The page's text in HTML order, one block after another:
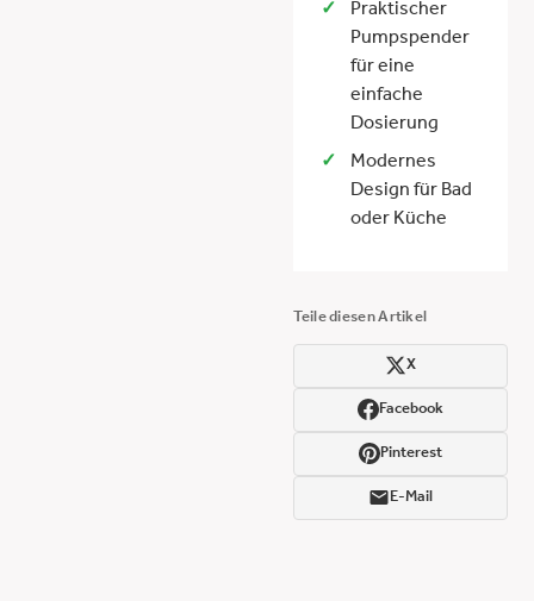
Praktischer
Pumpspender
für eine
einfache
Dosierung
Modernes
Design für Bad
oder Küche
Teile diesen Artikel
X
Facebook
Pinterest
E-Mail